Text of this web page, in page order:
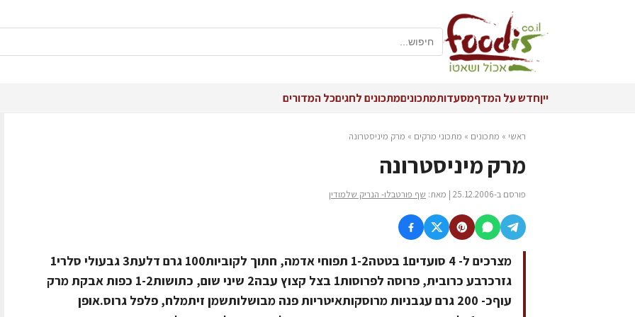
ייןחדש על המדףמסעדותמתכוניםמתכונים לחגיםכל המדורים
ראשי » מתכונים » מתכוני מרקים » מרק מיניסטרונה
מרק מיניסטרונה
פורסם ב-25.12.2006 | מאת: שף פורטבלו- הנריק שלמודין
מצרכים ל- 4 סועדים1 בטטה1-2 תפוחי אדמה, חתוך לקוביות100 גרם דלעת3 גבעולי סלרי1
גזרכרבע כרובית, פרוסה לפרוסות1 בצל קצוץ עבה2 שיני שום, כתושות1-2 כפות אבקת מרק
עוףכ- 200 גרם עגבניות מרוסקותאיטריות פנה מבושלותשמן זיתמלח, פלפל גרוס.אופן